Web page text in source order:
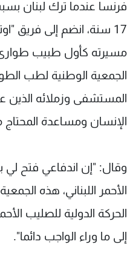
فرنسا عندما ترك لبنان
17 سنة، انضم إلى فريق
مسيرته كأول طبيب
الجمعية الوطنية لطب
المستشفى وزملائه
الإنسان ومساعدة
وقال: "إن اندفاعي فتح
الأحمر اللبناني، هذه
الحركة الدولية للصليب
إلى ما وراء الواجب دائما".